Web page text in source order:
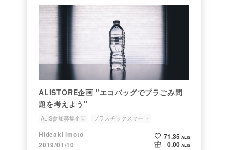
ALISTORE企画 "エコバッグでプラごみ問
題を考えよう"
ALIS参加募集企画
プラスチックスマート
プラスチックゴミ問題
Hideaki imoto
2019/01/10
71.35 ALIS
0.00 ALIS